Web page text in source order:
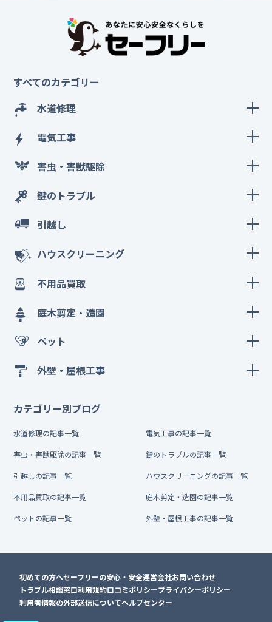
すべてのカテゴリー
水道修理
電気工事
害虫・害獣駆除
鍵のトラブル
引越し
ハウスクリーニング
不用品買取
庭木剪定・造園
ペット
外壁・屋根工事
カテゴリー別ブログ
水道修理の記事一覧 電気工事の記事一覧
害虫・害獣駆除の記事一覧 鍵のトラブルの記事一覧
引越しの記事一覧 ハウスクリーニングの記事一覧
不用品買取の記事一覧 庭木剪定・造園の記事一覧
ペットの記事一覧 外壁・屋根工事の記事一覧
初めての方へセーフリーの安心・安全運営会社お問い合わせ
トラブル相談窓口利用規約口コミポリシープライバシーポリシー
利用者情報の外部送信についてヘルプセンター